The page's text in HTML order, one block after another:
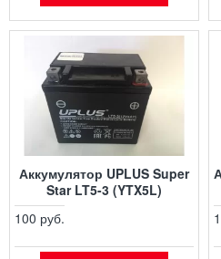
Аккумулятор UPLUS Super
Star LT5-3 (YTX5L)
100 руб.